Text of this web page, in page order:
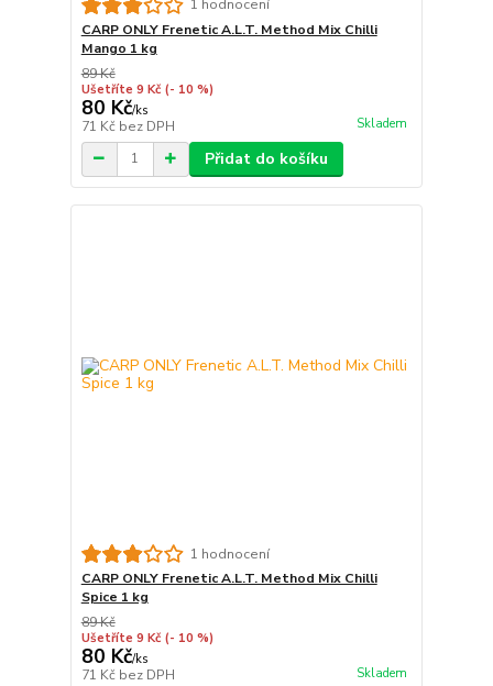
1 hodnocení
CARP ONLY Frenetic A.L.T. Method Mix Chilli
Mango 1 kg
89 Kč
Ušetříte 9 Kč (- 10 %)
80 Kč/ks
71 Kč bez DPH Skladem
Přidat do košíku
1 hodnocení
CARP ONLY Frenetic A.L.T. Method Mix Chilli
Spice 1 kg
89 Kč
Ušetříte 9 Kč (- 10 %)
80 Kč/ks
71 Kč bez DPH Skladem